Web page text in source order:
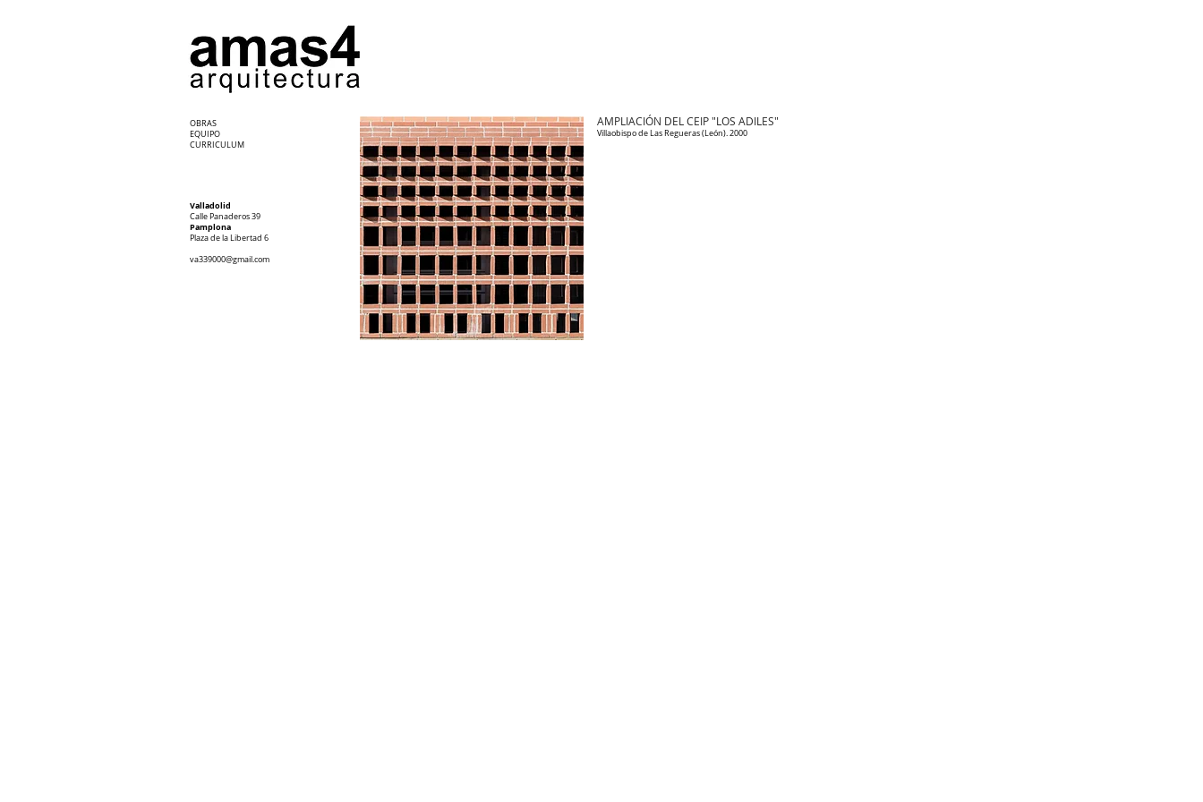
AMPLIACIÓN DEL CEIP "LOS ADILES"
Villaobispo de Las Regueras (León). 2000
Valladolid
Calle Panaderos 39
Pamplona
Plaza de la Libertad 6
va339000@gmail.com
OBRAS
EQUIPO
CURRICULUM